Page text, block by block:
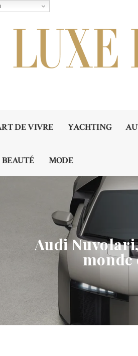
DE VIVRE YACHTING
BEAUTÉ MODE
Audi
monde